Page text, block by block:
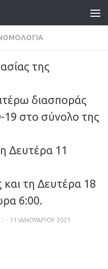
της
διασποράς
19 στο σύνολο της
Δευτέρα 11
τη Δευτέρα 18
6:00.
· 11 ΙΑΝΟΥΑΡΊΟΥ 2021